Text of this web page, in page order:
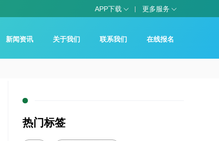
APP下载 更多服务
新闻资讯 关于我们 联系我们 在线报名
热门标签